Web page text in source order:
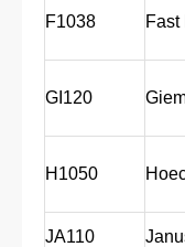
F1038
GI120
H1050
JA110